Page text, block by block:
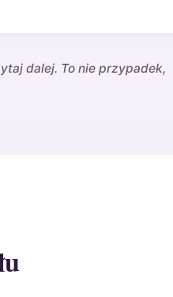
dalej. To nie przypadek,